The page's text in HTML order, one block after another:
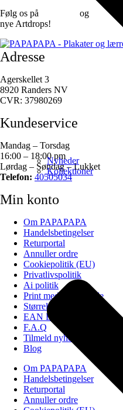
Nyheder
Kollektioner
Følg os på og instagram
nye Artdrops!
Adresse
Agerskellet 3
8920 Randers NV
CVR: 37980269
Kundeservice
Mandag – Torsdag
16:00 – 18:00 pm
Lørdag – Søndag – Lukket
Telefon: 40505034
Min konto
Om PAPAPAPA
Handelsbetingelser
Returportal
Annuller ordre
Cookiepolitik (EU)
Privatlivspolitik
Ai politik
Print med eget billede
Størrelses Guide
EAN Betaling
F.A.Q
Tilmeld nyhedsbrev
Blog
Om PAPAPAPA
Handelsbetingelser
Returportal
Annuller ordre